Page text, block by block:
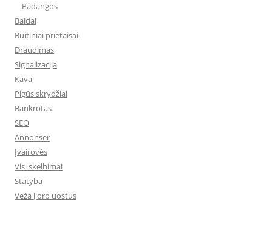
Padangos
Baldai
Buitiniai prietaisai
Draudimas
Signalizacija
Kava
Pigūs skrydžiai
Bankrotas
SEO
Annonser
Įvairovės
Visi skelbimai
Statyba
Veža į oro uostus